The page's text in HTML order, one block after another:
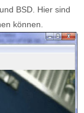
BSD. Hier sind
können.